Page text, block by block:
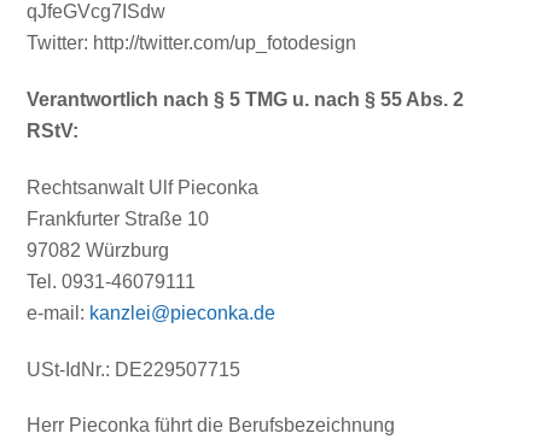
qJfeGVcg7ISdw
Twitter: http://twitter.com/up_fotodesign
Verantwortlich nach § 5 TMG u. nach § 55 Abs. 2
RStV:
Rechtsanwalt Ulf Pieconka
Frankfurter Straße 10
97082 Würzburg
Tel. 0931-46079111
e-mail: kanzlei@pieconka.de
USt-IdNr.: DE229507715
Herr Pieconka führt die Berufsbezeichnung